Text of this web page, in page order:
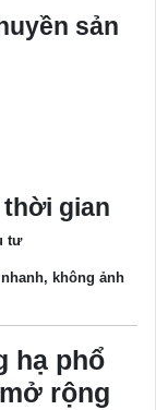
sản
thời gian
tư
không ảnh
hạ phổ
rộng